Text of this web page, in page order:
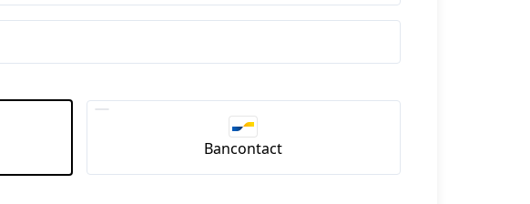
Bancontact